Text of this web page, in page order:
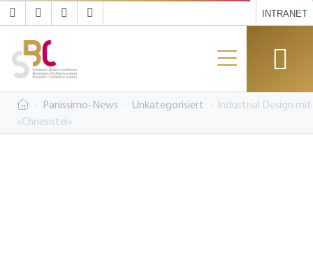
INTRANET
Panissimo-News Unkategorisiert
Industrial Design mit
«Chriesistei»